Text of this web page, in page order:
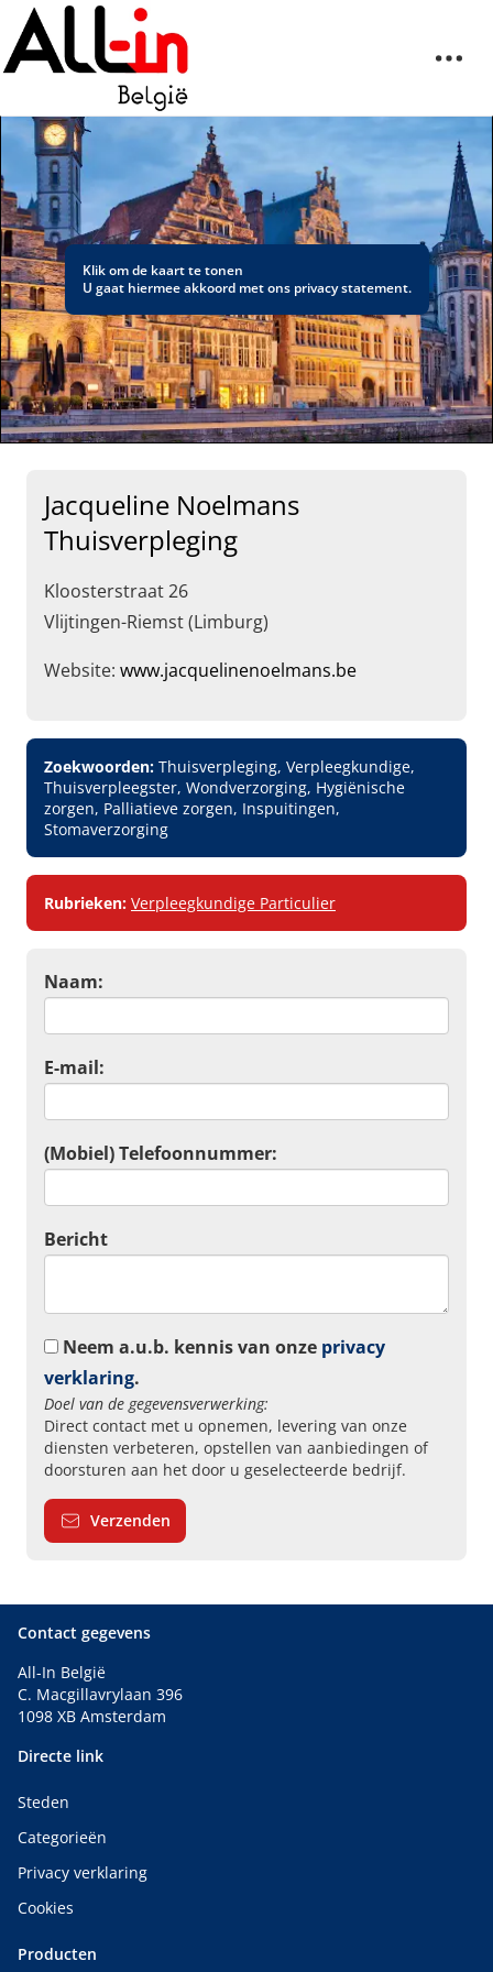
Klik om de kaart te tonen
U gaat hiermee akkoord met ons privacy statement.
Jacqueline Noelmans
Thuisverpleging
Kloosterstraat 26
Vlijtingen-Riemst (Limburg)
Website: www.jacquelinenoelmans.be
Zoekwoorden: Thuisverpleging, Verpleegkundige,
Thuisverpleegster, Wondverzorging, Hygiënische
zorgen, Palliatieve zorgen, Inspuitingen,
Stomaverzorging
Rubrieken: Verpleegkundige Particulier
Naam:
E-mail:
(Mobiel) Telefoonnummer:
Bericht
Neem a.u.b. kennis van onze privacy
verklaring.
Doel van de gegevensverwerking:
Direct contact met u opnemen, levering van onze
diensten verbeteren, opstellen van aanbiedingen of
doorsturen aan het door u geselecteerde bedrijf.
Verzenden
Contact gegevens
All-In België
C. Macgillavrylaan 396
1098 XB Amsterdam
Directe link
Steden
Categorieën
Privacy verklaring
Cookies
Producten